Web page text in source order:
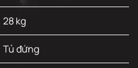
28 kg
Tủ đứng